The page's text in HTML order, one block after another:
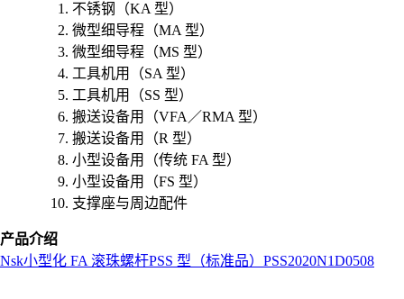
不锈钢（KA 型）
微型细导程（MA 型）
微型细导程（MS 型）
工具机用（SA 型）
工具机用（SS 型）
搬送设备用（VFA／RMA 型）
搬送设备用（R 型）
小型设备用（传统 FA 型）
小型设备用（FS 型）
支撑座与周边配件
产品介绍
Nsk小型化 FA 滚珠螺杆PSS 型（标准品） PSS2020N1D0508